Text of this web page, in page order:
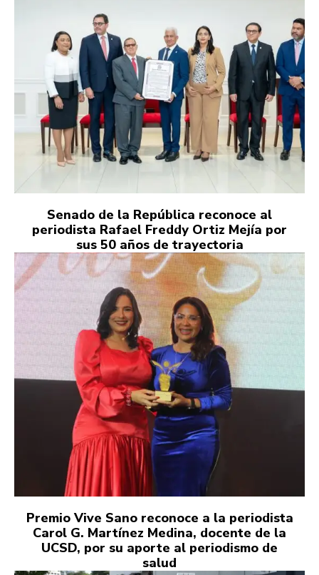
Senado de la República reconoce al
periodista Rafael Freddy Ortiz Mejía por
sus 50 años de trayectoria
Premio Vive Sano reconoce a la periodista
Carol G. Martínez Medina, docente de la
UCSD, por su aporte al periodismo de
salud